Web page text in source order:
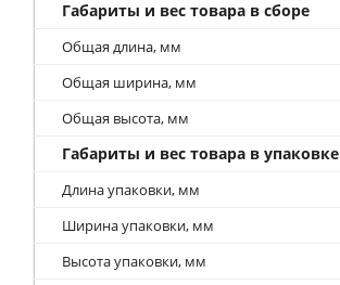
Габариты и вес товара в сборе
Общая длина, мм
Общая ширина, мм
Общая высота, мм
Габариты и вес товара в упаковке
Длина упаковки, мм
Ширина упаковки, мм
Высота упаковки, мм